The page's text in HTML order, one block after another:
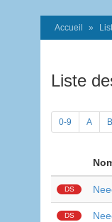
Accueil
Liste
0-9 A B
DS
DS